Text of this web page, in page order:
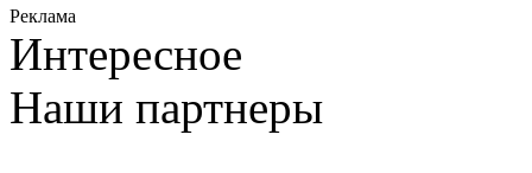
Реклама
Интересное
Наши партнеры